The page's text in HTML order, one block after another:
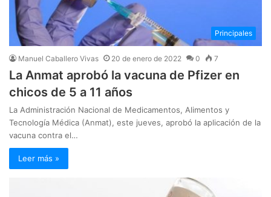
Principales
Manuel Caballero Vivas 20 de enero de 2022 0 7
La Anmat aprobó la vacuna de Pfizer en
chicos de 5 a 11 años
La Administración Nacional de Medicamentos, Alimentos y
Tecnología Médica (Anmat), este jueves, aprobó la aplicación de la
vacuna contra el…
Leer más »